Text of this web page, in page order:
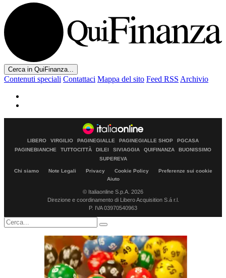
Cerca in QuiFinanza...
Contenuti speciali Contattaci Mappa del sito Feed RSS Archivio
LIBERO VIRGILIO PAGINEGIALLE PAGINEGIALLE SHOP
PGCASA
PAGINEBIANCHE
TUTTOCITTÀ DILEI SIVIAGGIA QUIFINANZA
BUONISSIMO
SUPEREVA
Chi siamo Note Legali Privacy Cookie Policy
Preferenze sui cookie
Aiuto
© Italiaonline S.p.A. 2026
Direzione e coordinamento di Libero Acquisition S.á r.l.
P. IVA 03970540963